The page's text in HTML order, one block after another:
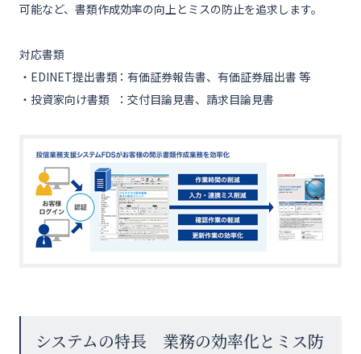
可能など、書類作成効率の向上とミスの防止を追求します。
対応書類
・EDINET提出書類
有価証券報告書、有価証券届出書 等
・投資家向け書類
交付目論見書、請求目論見書
システムの特長 業務の効率化とミス防